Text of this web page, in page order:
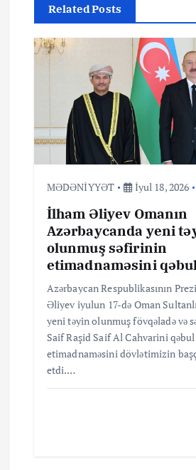
q
s
Related Posts
MƏDƏNİYYƏT İyul 18, 2026
İlham Əliyev Omanın
Azərbaycanda yeni
olunmuş səfirinin
etimadnaməsini
Azərbaycan Respublikasının
Əliyev iyulun 17-də Oman
yeni təyin olunmuş fövqəladə və
Saif Raşid Saif Al Cahvarini
etimadnaməsini dövlətimizin
etdi.…